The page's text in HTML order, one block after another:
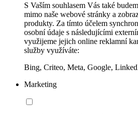
S Vaším souhlasem Vás také
mimo naše webové stránky a
produkty. Za tímto účelem
osobní údaje s následujícími
využijeme jejich online reklamní
služby využíváte:
Bing, Criteo, Meta, Google,
Marketing